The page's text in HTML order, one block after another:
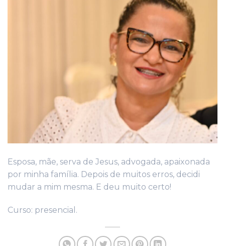
Esposa, mãe, serva de Jesus, advogada, apaixonada
por minha família. Depois de muitos erros, decidi
mudar a mim mesma. E deu muito certo!
Curso: presencial.